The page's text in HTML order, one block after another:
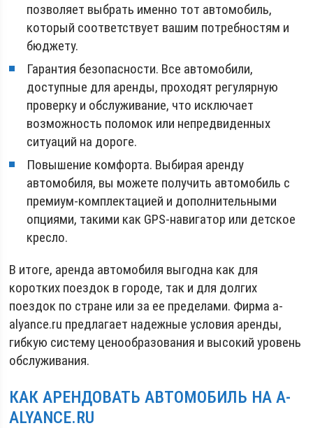
позволяет выбрать именно тот автомобиль,
который соответствует вашим потребностям и
бюджету.
Гарантия безопасности. Все автомобили,
доступные для аренды, проходят регулярную
проверку и обслуживание, что исключает
возможность поломок или непредвиденных
ситуаций на дороге.
Повышение комфорта. Выбирая аренду
автомобиля, вы можете получить автомобиль с
премиум-комплектацией и дополнительными
опциями, такими как GPS-навигатор или детское
кресло.
В итоге, аренда автомобиля выгодна как для
коротких поездок в городе, так и для долгих
поездок по стране или за ее пределами. Фирма a-
alyance.ru предлагает надежные условия аренды,
гибкую систему ценообразования и высокий уровень
обслуживания.
КАК АРЕНДОВАТЬ АВТОМОБИЛЬ НА A-
ALYANCE.RU